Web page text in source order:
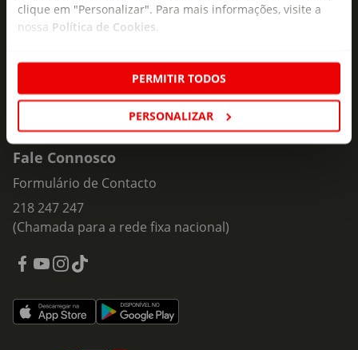
clique em "Personalizar". Para mais informações, visite a
nossa Política de Cookies.
PERMITIR TODOS
PERSONALIZAR
Insira o seu e-
mail
Fale Connosco
Formulário de Contacto
218 247 247
(Chamada para a rede fixa nacional)